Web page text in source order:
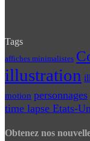
Tags
affiches minimalistes
illustration
motion personnages
time lapse Etats-
Obtenez nos